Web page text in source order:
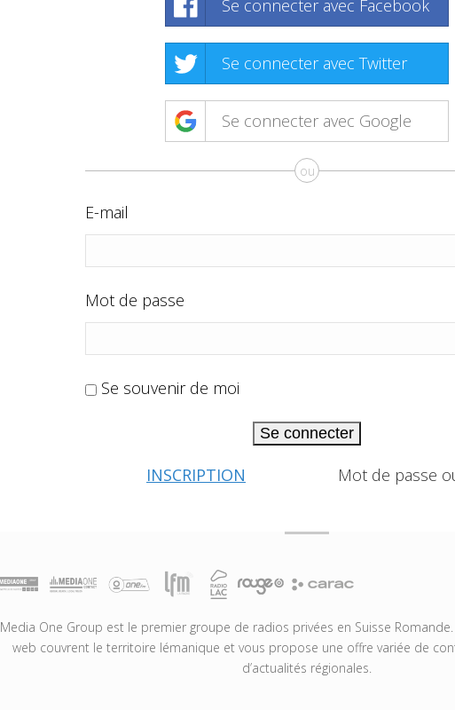
Se connecter avec Facebook
Se connecter avec Twitter
Se connecter avec Google
ou
E-mail
Mot de passe
Se souvenir de moi
Se connecter
INSCRIPTION Mot de passe
Media One Group est le premier groupe de radios privées en Suisse
web couvrent le territoire lémanique et vous propose une offre variée de
d’actualités régionales.